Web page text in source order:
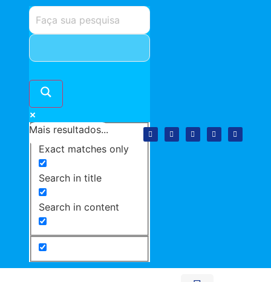
Mais resultados...
Exact matches only
Search in title
Search in content